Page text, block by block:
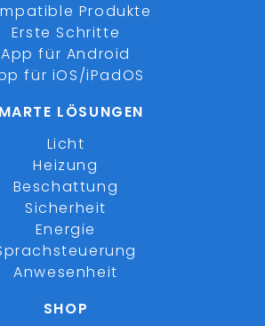
Produkte
Erste Schritte
App für Android
für iOS/iPadOS
LÖSUNGEN
Licht
Heizung
Beschattung
Sicherheit
Energie
Anwesenheit
SHOP